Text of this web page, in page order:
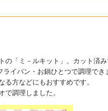
「ミ－ルキット」。カット済
イパン・お鍋ひとつで調理で
方などにもおすすめです。
調理しました。